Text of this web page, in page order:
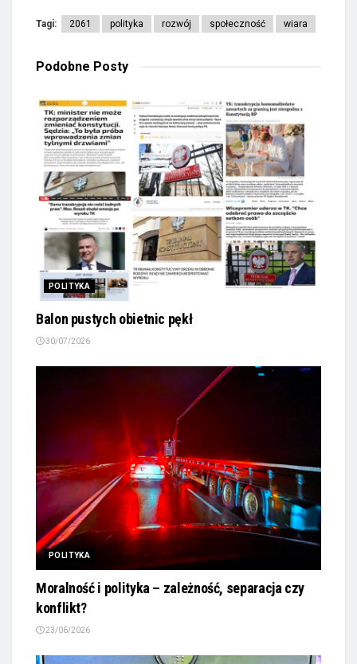
Tagi: 2061 polityka rozwój społeczność wiara
Podobne Posty
POLITYKA
Balon pustych obietnic pękł
30/07/2026
POLITYKA
Moralność i polityka – zależność, separacja czy
konflikt?
23/06/2026